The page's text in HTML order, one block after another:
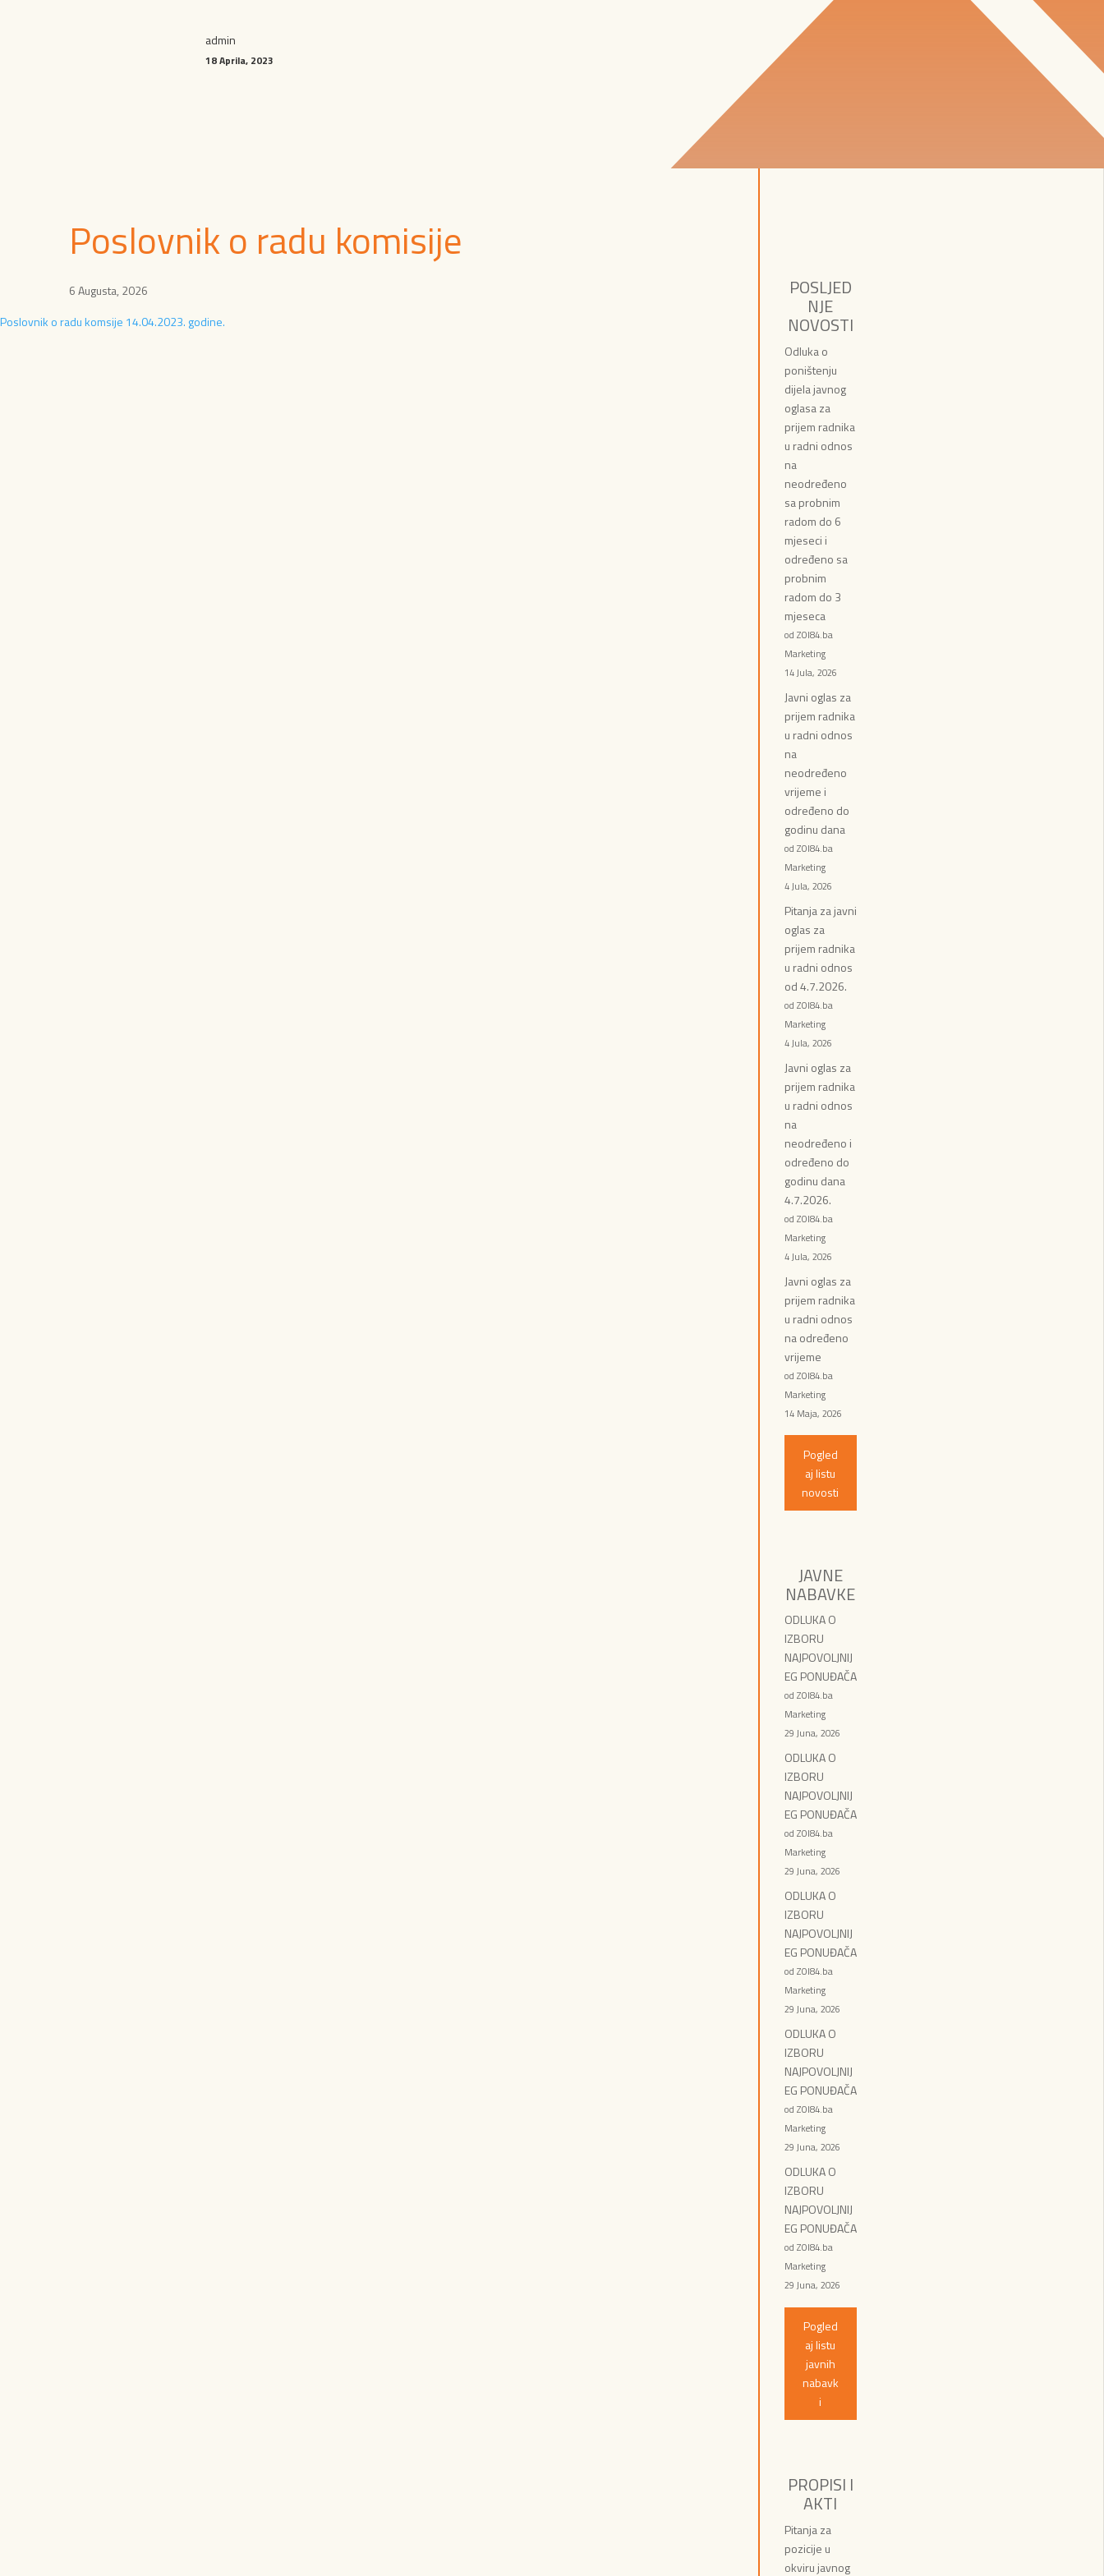
admin
18 Aprila, 2023
Poslovnik o radu komisije
6 Augusta, 2026
Poslovnik o radu komsije 14.04.2023. godine.
POSLJED
NJE
NOVOSTI
Odluka o
poništenju
dijela javnog
oglasa za
prijem radnika
u radni odnos
na
neodređeno
sa probnim
radom do 6
mjeseci i
određeno sa
probnim
radom do 3
mjeseca
od ZOI84.ba
Marketing
14 Jula, 2026
Javni oglas za
prijem radnika
u radni odnos
na
neodređeno
vrijeme i
određeno do
godinu dana
od ZOI84.ba
Marketing
4 Jula, 2026
Pitanja za javni
oglas za
prijem radnika
u radni odnos
od 4.7.2026.
od ZOI84.ba
Marketing
4 Jula, 2026
Javni oglas za
prijem radnika
u radni odnos
na
neodređeno i
određeno do
godinu dana
4.7.2026.
od ZOI84.ba
Marketing
4 Jula, 2026
Javni oglas za
prijem radnika
u radni odnos
na određeno
vrijeme
od ZOI84.ba
Marketing
14 Maja, 2026
Pogled
aj listu
novosti
JAVNE
NABAVKE
ODLUKA O
IZBORU
NAJPOVOLJNIJ
EG PONUĐAČA
od ZOI84.ba
Marketing
29 Juna, 2026
ODLUKA O
IZBORU
NAJPOVOLJNIJ
EG PONUĐAČA
od ZOI84.ba
Marketing
29 Juna, 2026
ODLUKA O
IZBORU
NAJPOVOLJNIJ
EG PONUĐAČA
od ZOI84.ba
Marketing
29 Juna, 2026
ODLUKA O
IZBORU
NAJPOVOLJNIJ
EG PONUĐAČA
od ZOI84.ba
Marketing
29 Juna, 2026
ODLUKA O
IZBORU
NAJPOVOLJNIJ
EG PONUĐAČA
od ZOI84.ba
Marketing
29 Juna, 2026
Pogled
aj listu
javnih
nabavk
i
PROPISI I
AKTI
Pitanja za
pozicije u
okviru javnog